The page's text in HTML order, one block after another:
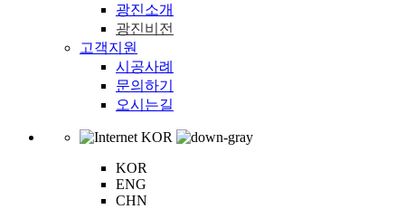
광진소개
광진비전
고객지원
시공사례
문의하기
오시는길
KOR
KOR
ENG
CHN